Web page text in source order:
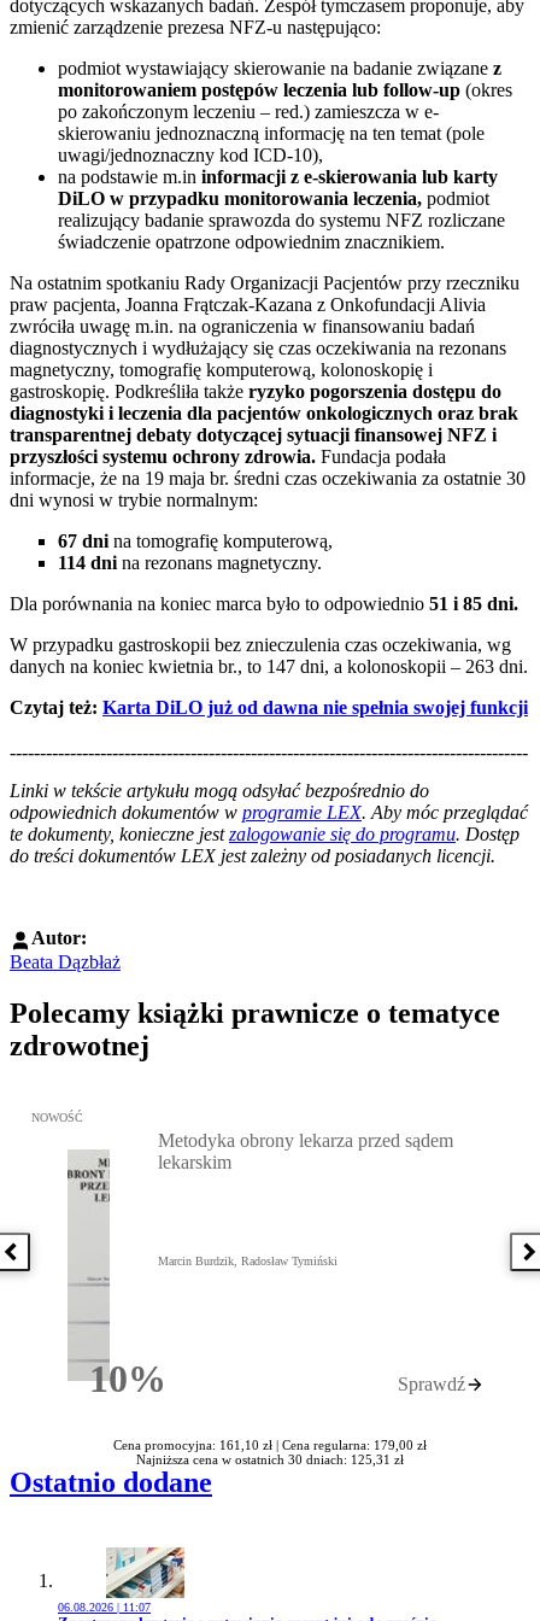
dotyczących wskazanych badań. Zespół tymczasem proponuje, aby
zmienić zarządzenie prezesa NFZ-u następująco:
podmiot wystawiający skierowanie na badanie związane z
monitorowaniem postępów leczenia lub follow-up (okres
po zakończonym leczeniu – red.) zamieszcza w e-
skierowaniu jednoznaczną informację na ten temat (pole
uwagi/jednoznaczny kod ICD-10),
na podstawie m.in informacji z e-skierowania lub karty
DiLO w przypadku monitorowania leczenia, podmiot
realizujący badanie sprawozda do systemu NFZ rozliczane
świadczenie opatrzone odpowiednim znacznikiem.
Na ostatnim spotkaniu Rady Organizacji Pacjentów przy rzeczniku
praw pacjenta, Joanna Frątczak-Kazana z Onkofundacji Alivia
zwróciła uwagę m.in. na ograniczenia w finansowaniu badań
diagnostycznych i wydłużający się czas oczekiwania na rezonans
magnetyczny, tomografię komputerową, kolonoskopię i
gastroskopię. Podkreśliła także ryzyko pogorszenia dostępu do
diagnostyki i leczenia dla pacjentów onkologicznych oraz brak
transparentnej debaty dotyczącej sytuacji finansowej NFZ i
przyszłości systemu ochrony zdrowia. Fundacja podała
informacje, że na 19 maja br. średni czas oczekiwania za ostatnie 30
dni wynosi w trybie normalnym:
67 dnina tomografię komputerową,
114 dnina rezonans magnetyczny.
Dla porównania na koniec marca było to odpowiednio 51 i 85 dni.
W przypadku gastroskopii bez znieczulenia czas oczekiwania, wg
danych na koniec kwietnia br., to 147 dni, a kolonoskopii – 263 dni.
Czytaj też: Karta DiLO już od dawna nie spełnia swojej funkcji
--------------------------------------------------------------------------------------
Linki w tekście artykułu mogą odsyłać bezpośrednio do
odpowiednich dokumentów w programie LEX. Aby móc przeglądać
te dokumenty, konieczne jestzalogowanie się do programu. Dostęp
do treści dokumentów LEX jest zależny od posiadanych licencji.
Autor:
Beata Dązbłaż
Polecamy książki prawnicze o tematyce
zdrowotnej
Poprzednia książka
Przejdź do: Metodyka obrony lekarza przed sądem lekarskim,
NOWOŚĆ
10%Rabatu
Metodyka obrony lekarza przed sądem
lekarskim
Marcin Burdzik, Radosław Tymiński
Sprawdź
Cena promocyjna: 161,10 zł | Cena regularna: 179,00 zł
Najniższa cena w ostatnich 30 dniach: 125,31 zł
Ostatnio dodane
06.08.2026 | 11:07